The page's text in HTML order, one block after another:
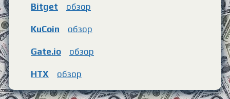
Bitget обзор
KuCoin обзор
Gate.io обзор
HTX обзор